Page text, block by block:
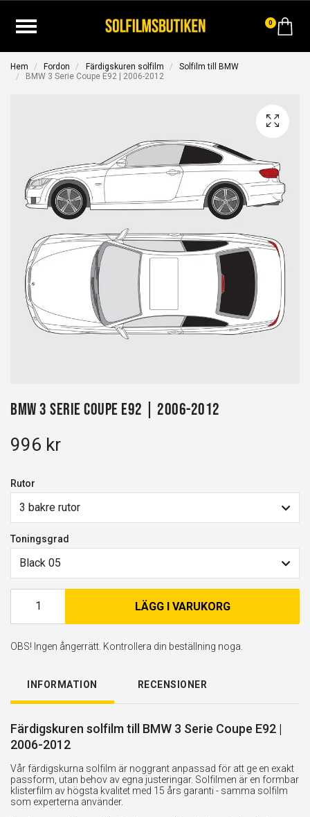
0
Hem Fordon Färdigskuren solfilm
Solfilm till BMW
BMW 3 Serie Coupe E92 | 2006-2012
BMW 3 Serie Coupe E92 | 2006-2012
996 kr
Rutor
3 bakre rutor
Toningsgrad
Black 05
LÄGG I VARUKORG
OBS! Ingen ångerrätt. Kontrollera din beställning noga.
INFORMATION RECENSIONER
Färdigskuren solfilm till BMW 3 Serie Coupe E92 |
2006-2012
Vår färdigskurna solfilm är noggrant anpassad för att ge en exakt
passform, utan behov av egna justeringar. Solfilmen är en formbar
klisterfilm av högsta kvalitet med 15 års garanti - samma solfilm
som experterna använder.